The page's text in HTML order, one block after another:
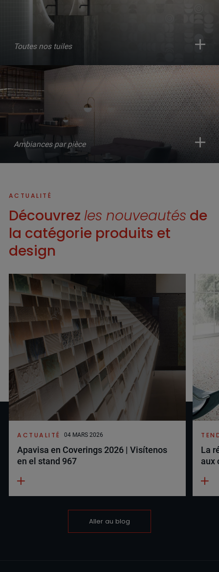
Toutes nos tuiles
Ambiances par pièce
ACTUALITÉ
Découvrez les nouveautés de
la catégorie produits et
design
ACTUALITÉ 04 MARS 2026
Apavisa en Coverings 2026 | Visítenos
en el stand 967
La
aux
Aller au blog